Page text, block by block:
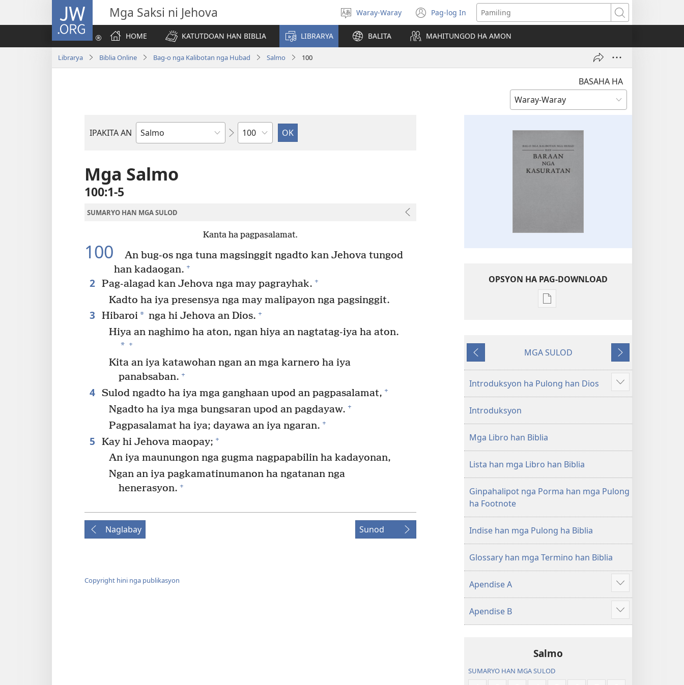
JW.ORG Mga Saksi ni Jehova
Pagpili
hin
yinaknan
Waray-Waray Pag-log In
(opens
new
window)
Pamiling
HOME
KATUTDOAN HAN BIBLIA LIBRARYA BALITA MAHITUNGOD HA AMON
Librarya Biblia Online Bag-o nga Kalibotan nga Hubad Salmo 100
BASAHA HA
IPAKITA AN
Libro
Biblia
Kapitulo
Mga Salmo
100:1-5
SUMARYO HAN MGA SULOD
Kanta ha pagpasalamat.
100
An bug-os nga tuna magsinggit ngadto kan Jehova tungod
han kadaogan. +
2 Pag-alagad kan Jehova nga may pagrayhak. +
Kadto ha iya presensya nga may malipayon nga pagsinggit.
3 Hibaroi* nga hi Jehova an Dios. +
Hiya an naghimo ha aton, ngan hiya an nagtatag-iya ha aton.
* +
Kita an iya katawohan ngan an mga karnero ha iya
panabsaban. +
4 Sulod ngadto ha iya mga ganghaan upod an pagpasalamat, +
Ngadto ha iya mga bungsaran upod an pagdayaw. +
Pagpasalamat ha iya; dayawa an iya ngaran. +
5 Kay hi Jehova maopay; +
An iya maunungon nga gugma nagpapabilin ha kadayonan,
Ngan an iya pagkamatinumanon ha ngatanan nga
henerasyon. +
Naglabay Sunod
Copyright hini nga publikasyon
OPSYON HA PAG-DOWNLOAD
Opsyon
hin
nga
mga
o
nga
Kalibotan
nga
Hubad
han
Naglabay
MGA SULOD
Sunod
Introduksyon ha Pulong han Dios
Ipakita
an
Introduksyon
Mga Libro han Biblia
Lista han mga Libro han Biblia
Ginpahalipot nga Porma han mga Pulong
ha Footnote
Indise han mga Pulong ha Biblia
Glossary han mga Termino han Biblia
Apendise A
Ipakita
an
dugang
Apendise B
Ipakita
an
Salmo
SUMARYO HAN MGA SULOD